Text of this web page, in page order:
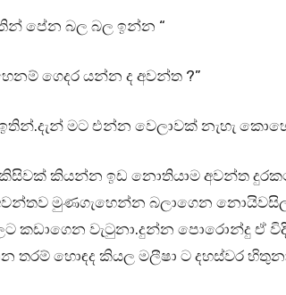
පේන බල බල ඉන්න “
ගෙදර යන්න ද අවන්ත ?”
මට එන්න වෙලාවක් නැහැ
කිසිවක් කියන්න ඉඩ නොතියාම අවන්ත
මුණගැහෙන්න බලාගෙන
කඩාගෙන වැටුනා.දුන්න පොරොන්දු ඒ
තරම් හොඳද කියල මලීෂා ට දහස්වර